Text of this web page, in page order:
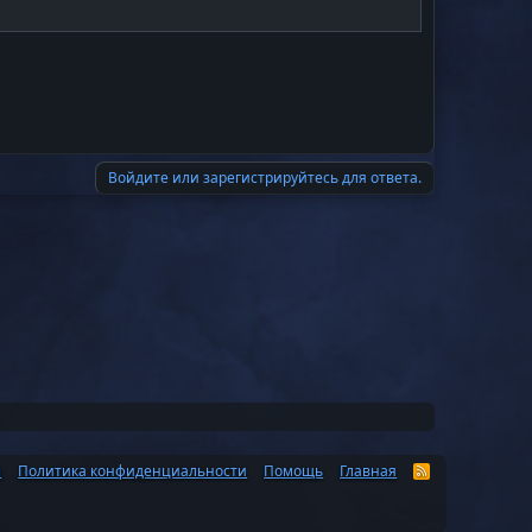
Войдите или зарегистрируйтесь для ответа.
Политика конфиденциальности Помощь Главная
R
S